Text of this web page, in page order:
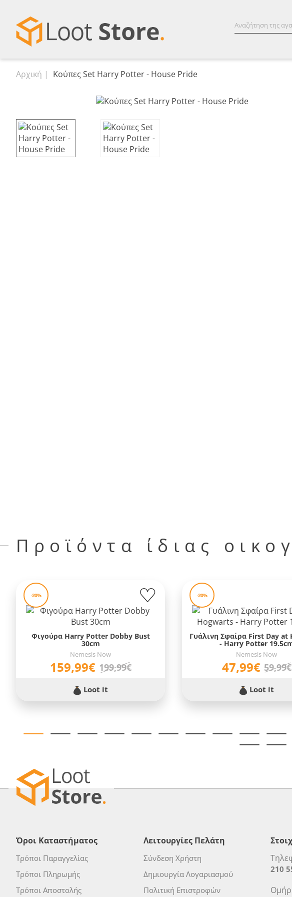
Αρχική Κούπες Set Harry Potter - House Pride
Προϊόντα ίδιας
-20%
Φιγούρα Harry Potter Dobby Bust
30cm
Nemesis Now
159,99€ 199,99€
Loot it
-20%
Γυάλινη Σφαίρα First Day at
- Harry Potter
Nemesis Now
47,99€ 59,99€
Loot it
Όροι Καταστήματος
Τρόποι Παραγγελίας
Τρόποι Πληρωμής
Τρόποι Αποστολής
Λειτουργίες Πελάτη
Σύνδεση Χρήστη
Δημιουργία Λογαριασμού
Πολιτική Επιστροφών
210